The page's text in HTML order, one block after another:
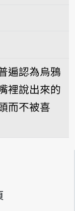
遍認為烏鴉
裡說出來的
而不被喜